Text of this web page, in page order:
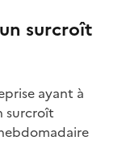
surcroît
ayant à
surcroît